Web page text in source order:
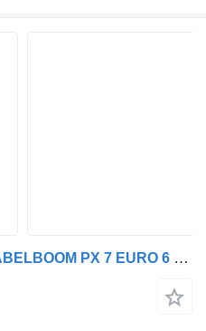
DAF 1707782 // 1709978 KABELBOOM PX 7 EURO 6 pro nákladní auta